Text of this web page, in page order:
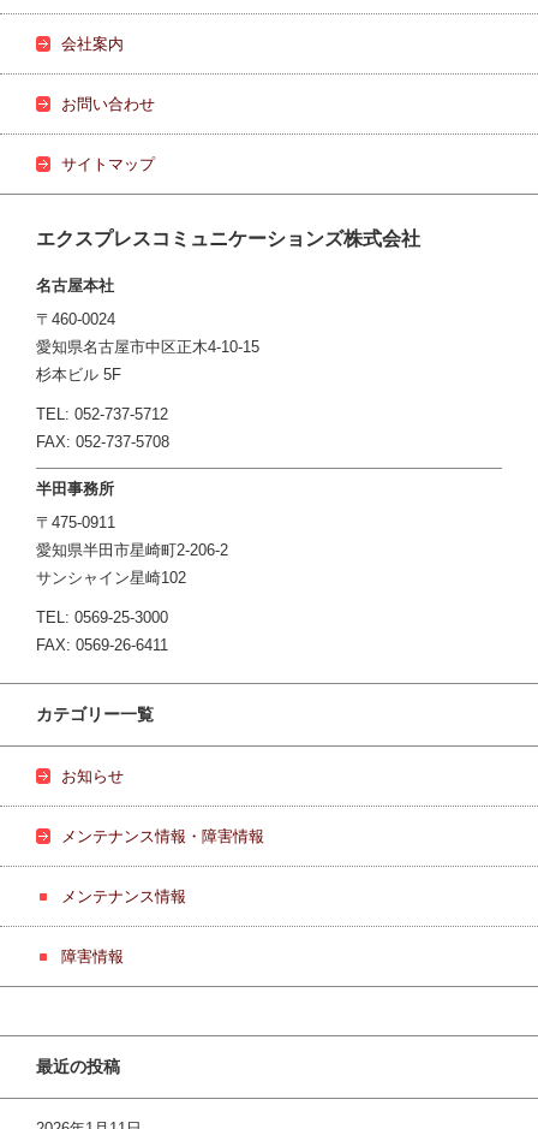
会社案内
お問い合わせ
サイトマップ
エクスプレスコミュニケーションズ株式会社
名古屋本社
〒460-0024
愛知県名古屋市中区正木4-10-15
杉本ビル 5F
TEL: 052-737-5712
FAX: 052-737-5708
半田事務所
〒475-0911
愛知県半田市星崎町2-206-2
サンシャイン星崎102
TEL: 0569-25-3000
FAX: 0569-26-6411
カテゴリー一覧
お知らせ
メンテナンス情報・障害情報
メンテナンス情報
障害情報
最近の投稿